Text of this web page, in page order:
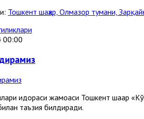
Тошкент шаҳар, Олмазор тумани,
00:00
идораси жамоаси Тошкент шаҳар
таъзия билдиради.